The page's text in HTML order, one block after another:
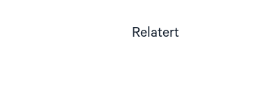
Relatert